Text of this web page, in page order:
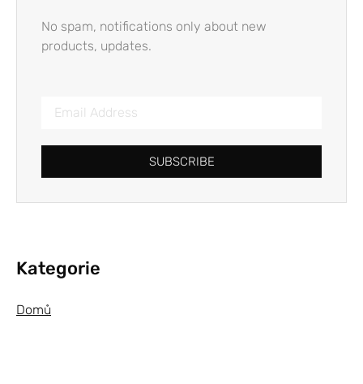
No spam, notifications only about new
products, updates.
SUBSCRIBE
Kategorie
Domů